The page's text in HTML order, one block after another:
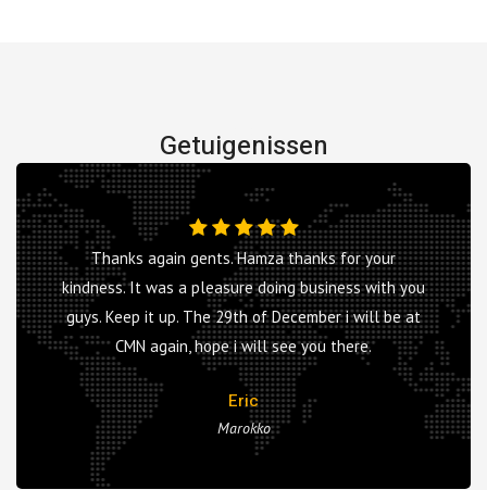
Getuigenissen
Thanks again gents. Hamza thanks for your
kindness. It was a pleasure doing business with you
guys. Keep it up. The 29th of December i will be at
CMN again, hope i will see you there.
Eric
Marokko